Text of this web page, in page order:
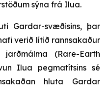
sýna frá Ilua.
Gardar-svæðisins, þar
verið lítið rannsakaður
(Rare-Earth
Ilua pegmatítsins sé
hluta Gardar